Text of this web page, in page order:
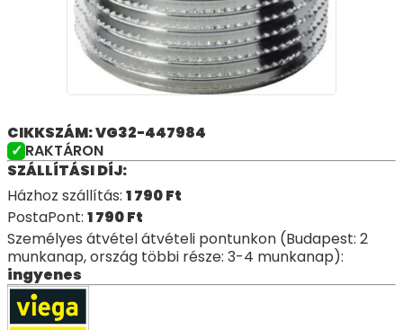
CIKKSZÁM: VG32-447984
RAKTÁRON
SZÁLLÍTÁSI DÍJ:
Házhoz szállítás: 1 790Ft
PostaPont: 1 790Ft
Személyes átvétel átvételi pontunkon (Budapest: 2
munkanap, ország többi része: 3-4 munkanap):
ingyenes